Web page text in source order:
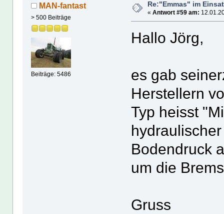
MAN-fantast
> 500 Beiträge
Beiträge: 5486
Re:"Emmas" im
« Antwort #59 am:
Hallo Jörg,
es gab
Herstellern
Typ heisst
hydraulischer
Bodendruck
um die
Gruss